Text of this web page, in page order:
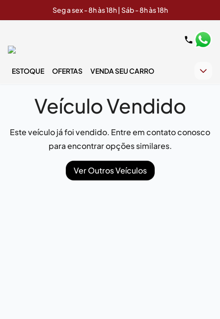
Seg a sex - 8h às 18h | Sáb - 8h às 18h
ESTOQUE OFERTAS VENDA SEU CARRO
Veículo Vendido
Este veículo já foi vendido. Entre em contato conosco
para encontrar opções similares.
Ver Outros Veículos